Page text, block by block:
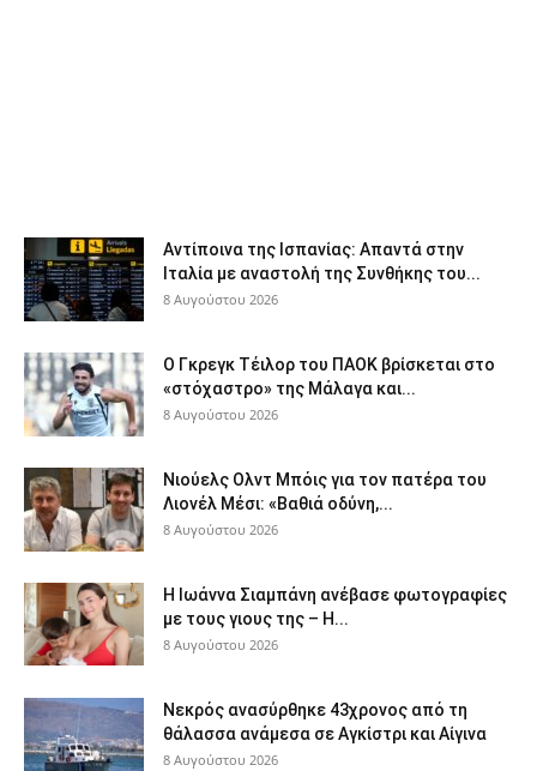
Αντίποινα της Ισπανίας: Απαντά στην
Ιταλία με αναστολή της Συνθήκης του...
8 Αυγούστου 2026
Ο Γκρεγκ Τέιλορ του ΠΑΟΚ βρίσκεται στο
«στόχαστρο» της Μάλαγα και...
8 Αυγούστου 2026
Νιούελς Ολντ Μπόις για τον πατέρα του
Λιονέλ Μέσι: «Βαθιά οδύνη,...
8 Αυγούστου 2026
H Ιωάννα Σιαμπάνη ανέβασε φωτογραφίες
με τους γιους της – Η...
8 Αυγούστου 2026
Νεκρός ανασύρθηκε 43χρονος από τη
θάλασσα ανάμεσα σε Αγκίστρι και Αίγινα
8 Αυγούστου 2026